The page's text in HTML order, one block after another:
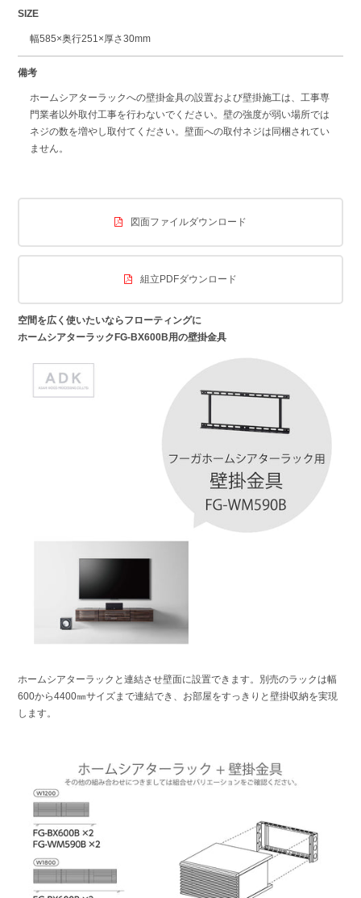
SIZE
幅585×奥行251×厚さ30mm
備考
ホームシアターラックへの壁掛金具の設置および壁掛施工は、工事専
門業者以外取付工事を行わないでください。壁の強度が弱い場所では
ネジの数を増やし取付てください。壁面への取付ネジは同梱されてい
ません。
図面ファイルダウンロード
組立PDFダウンロード
空間を広く使いたいならフローティングに
ホームシアターラックFG-BX600B用の壁掛金具
ホームシアターラックと連結させ壁面に設置できます。別売のラックは幅
600から4400㎜サイズまで連結でき、お部屋をすっきりと壁掛収納を実現
します。